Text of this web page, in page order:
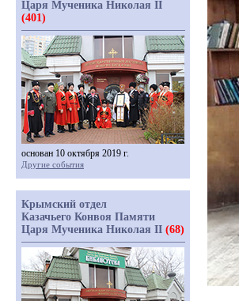
Царя Мученика Николая II
(401)
основан 10 октября 2019 г.
Другие события
Крымский отдел
Казачьего Конвоя Памяти
Царя Мученика Николая II (68)